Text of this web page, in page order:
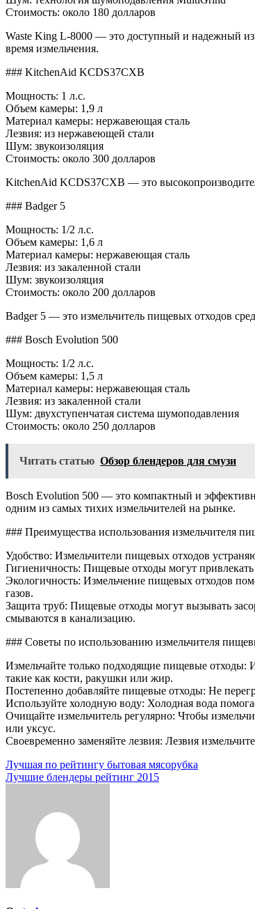
Стоимость: около 180 долларов
Waste King L-8000 — это доступный и надежный
время измельчения.
### KitchenAid KCDS37CXB
Мощность: 1 л.с.
Объем камеры: 1,9 л
Материал камеры: нержавеющая сталь
Лезвия: из нержавеющей стали
Шум: звукоизоляция
Стоимость: около 300 долларов
KitchenAid KCDS37CXB — это
### Badger 5
Мощность: 1/2 л.с.
Объем камеры: 1,6 л
Материал камеры: нержавеющая сталь
Лезвия: из закаленной стали
Шум: звукоизоляция
Стоимость: около 200 долларов
Badger 5 — это измельчитель пищевых отходов
### Bosch Evolution 500
Мощность: 1/2 л.с.
Объем камеры: 1,5 л
Материал камеры: нержавеющая сталь
Лезвия: из закаленной стали
Шум: двухступенчатая система шумоподавления
Стоимость: около 250 долларов
Читать статью Обзор блендеров для смузи
Bosch Evolution 500 — это компактный и
одним из самых тихих измельчителей на рынке.
### Преимущества использования измельчителя
Удобство: Измельчители пищевых отходов
Гигиеничность: Пищевые отходы могут
Экологичность: Измельчение пищевых отходов
газов.
Защита труб: Пищевые отходы могут вызывать
смываются в канализацию.
### Советы по использованию измельчителя
Измельчайте только подходящие пищевые отходы:
такие как кости, ракушки или жир.
Постепенно добавляйте пищевые отходы: Не
Используйте холодную воду: Холодная вода
Очищайте измельчитель регулярно: Чтобы
или уксус.
Своевременно заменяйте лезвия: Лезвия
Навигация
по
Лучшая по рейтингу бытовая мясорубка
Лучшие блендеры рейтинг 2015